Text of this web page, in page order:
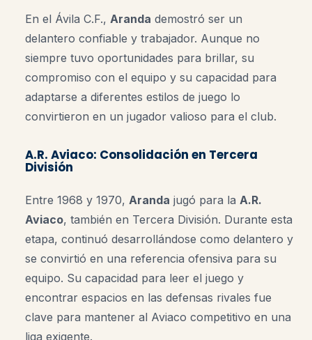
En el Ávila C.F., Aranda demostró ser un
delantero confiable y trabajador. Aunque no
siempre tuvo oportunidades para brillar, su
compromiso con el equipo y su capacidad para
adaptarse a diferentes estilos de juego lo
convirtieron en un jugador valioso para el club.
A.R. Aviaco: Consolidación en Tercera
División
Entre 1968 y 1970, Aranda jugó para la A.R.
Aviaco, también en Tercera División. Durante esta
etapa, continuó desarrollándose como delantero y
se convirtió en una referencia ofensiva para su
equipo. Su capacidad para leer el juego y
encontrar espacios en las defensas rivales fue
clave para mantener al Aviaco competitivo en una
liga exigente.